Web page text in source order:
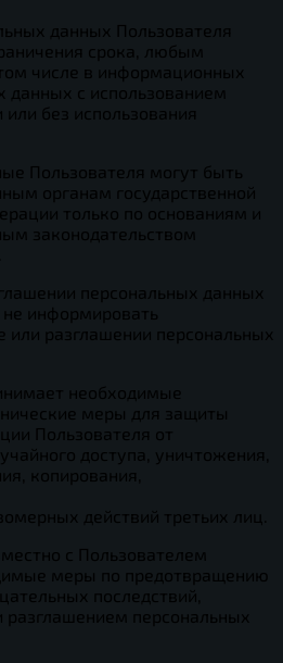
данных Пользователя
срока, любым
числе в информационных
данных с использованием
без использования
Пользователя могут быть
органам государственной
только по основаниям и
законодательством
персональных данных
информировать
или разглашении персональных
необходимые
меры для защиты
Пользователя от
доступа, уничтожения,
копирования,
действий третьих лиц.
с Пользователем
меры по предотвращению
последствий,
персональных